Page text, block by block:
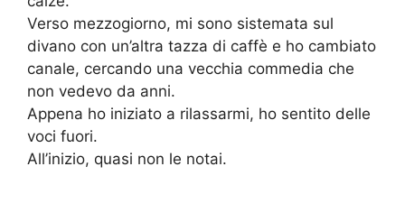
Verso mezzogiorno, mi sono sistemata sul
divano con un’altra tazza di caffè e ho cambiato
canale, cercando una vecchia commedia che
non vedevo da anni.
Appena ho iniziato a rilassarmi, ho sentito delle
voci fuori.
All’inizio, quasi non le notai.